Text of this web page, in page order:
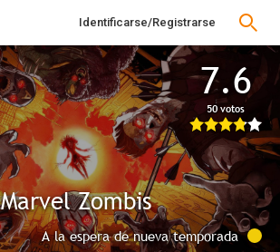
Identificarse/Registrarse
7.6
50 votos
Marvel Zombis
A la espera de nueva temporada